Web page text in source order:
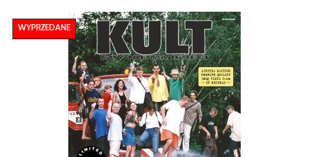
WYPRZEDANE